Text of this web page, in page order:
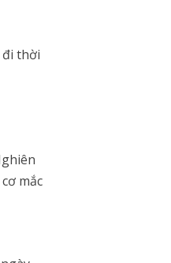
đi thời
mắc